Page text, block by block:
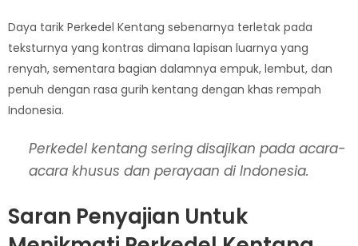
Daya tarik Perkedel Kentang sebenarnya terletak pada
teksturnya yang kontras dimana lapisan luarnya yang
renyah, sementara bagian dalamnya empuk, lembut, dan
penuh dengan rasa gurih kentang dengan khas rempah
Indonesia.
Perkedel kentang sering disajikan pada acara-
acara khusus dan perayaan di Indonesia.
Saran Penyajian Untuk